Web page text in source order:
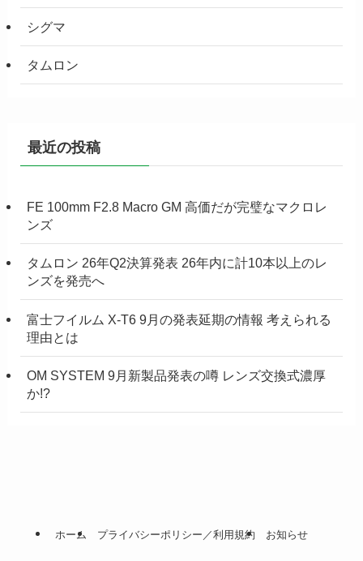
シグマ
タムロン
最近の投稿
FE 100mm F2.8 Macro GM 高価だが完璧なマクロレ
ンズ
タムロン 26年Q2決算発表 26年内に計10本以上のレ
ンズを発売へ
富士フイルム X-T6 9月の発表延期の情報 考えられる
理由とは
OM SYSTEM 9月新製品発表の噂 レンズ交換式濃厚
か!?
ホーム プライバシーポリシー／利用規約 お知らせ